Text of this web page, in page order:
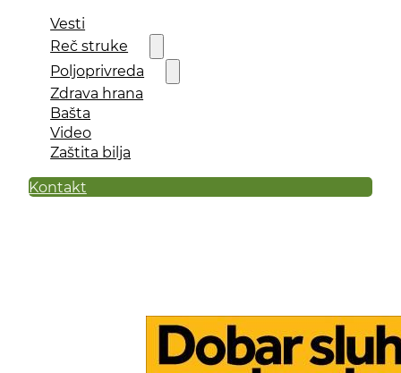
Vesti
Reč struke
Poljoprivreda
Zdrava hrana
Bašta
Video
Zaštita bilja
Kontakt